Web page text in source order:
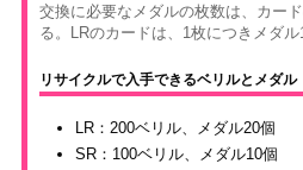
交換に必要なメダルの枚数は、カー
る。LRのカードは、1枚につきメダ
リサイクルで入手できるベリルとメダル
LR：200ベリル、メダル20個
SR：100ベリル、メダル10個